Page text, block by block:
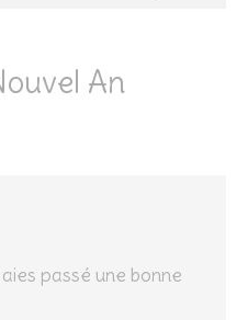
An
passé une bonne